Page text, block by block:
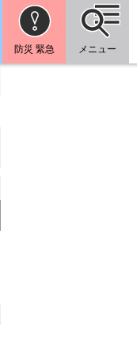
防災 緊急 メニュー